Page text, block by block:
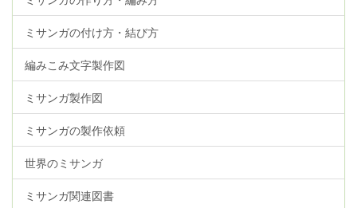
ミサンガの付け方・結び方
編みこみ文字製作図
ミサンガ製作図
ミサンガの製作依頼
世界のミサンガ
ミサンガ関連図書